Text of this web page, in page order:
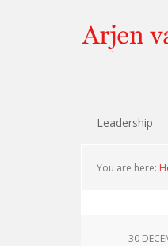
to
primary
to
content
to
primary
to
footer
Leadership
You are here:
30